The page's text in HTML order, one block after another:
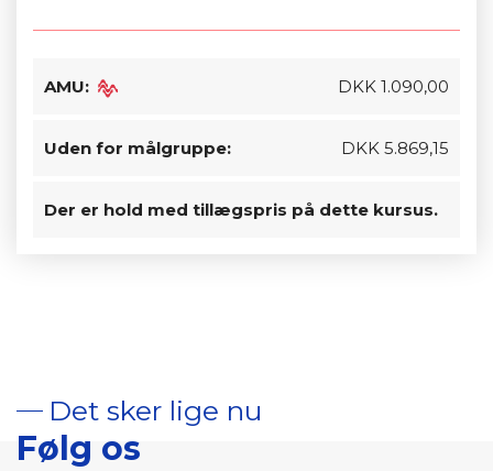
AMU: DKK 1.090,00
Uden for målgruppe: DKK 5.869,15
Der er hold med tillægspris på dette kursus.
Det sker lige nu
Følg os